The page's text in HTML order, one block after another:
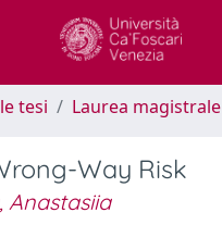
tesi Laurea magistrale
Way Risk
Anastasiia